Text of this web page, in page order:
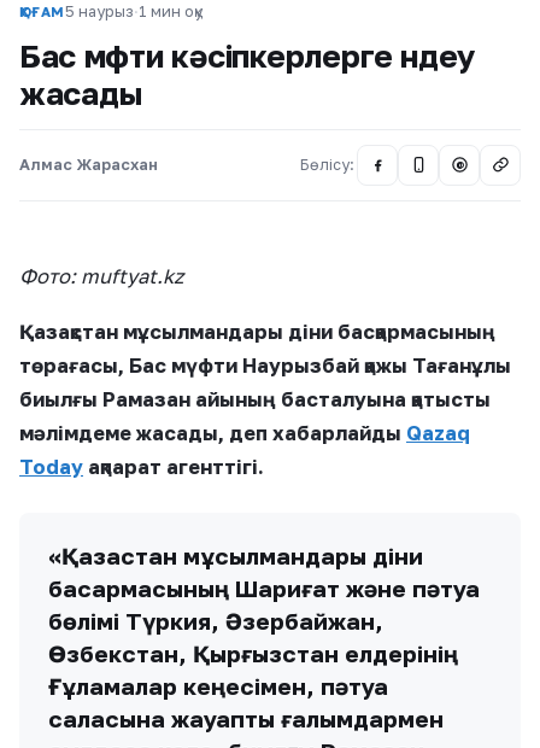
ҚОҒАМ 5 наурыз·1 мин оқу
Бас мүфти кәсіпкерлерге үндеу
жасады
Алмас Жарасхан Бөлісу: @
Фото: muftyat.kz
Қазақстан мұсылмандары діни басқармасының
төрағасы, Бас мүфти Наурызбай қажы Тағанұлы
биылғы Рамазан айының басталуына қатысты
мәлімдеме жасады, деп хабарлайды Qazaq
Today ақпарат агенттігі.
«Қазақстан мұсылмандары діни
басқармасының Шариғат және пәтуа
бөлімі Түркия, Әзербайжан,
Өзбекстан, Қырғызстан елдерінің
Ғұламалар кеңесімен, пәтуа
саласына жауапты ғалымдармен